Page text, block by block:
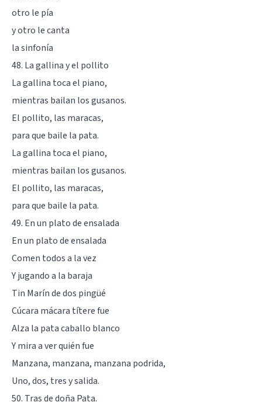
otro le pía
y otro le canta
la sinfonía
48. La gallina y el pollito
La gallina toca el piano,
mientras bailan los gusanos.
El pollito, las maracas,
para que baile la pata.
La gallina toca el piano,
mientras bailan los gusanos.
El pollito, las maracas,
para que baile la pata.
49. En un plato de ensalada
En un plato de ensalada
Comen todos a la vez
Y jugando a la baraja
Tin Marín de dos pingüé
Cúcara mácara títere fue
Alza la pata caballo blanco
Y mira a ver quién fue
Manzana, manzana, manzana podrida,
Uno, dos, tres y salida.
50. Tras de doña Pata.